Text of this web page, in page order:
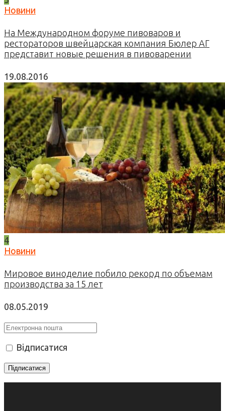
Новини
На Международном форуме пивоваров и
рестораторов швейцарская компания Бюлер АГ
представит новые решения в пивоварении
19.08.2016
4
Новини
Мировое виноделие побило рекорд по объемам
производства за 15 лет
08.05.2019
Відписатися